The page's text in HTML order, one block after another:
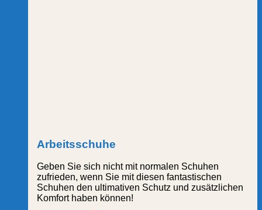
Arbeitsschuhe
Geben Sie sich nicht mit normalen Schuhen
zufrieden, wenn Sie mit diesen fantastischen
Schuhen den ultimativen Schutz und zusätzlichen
Komfort haben können!